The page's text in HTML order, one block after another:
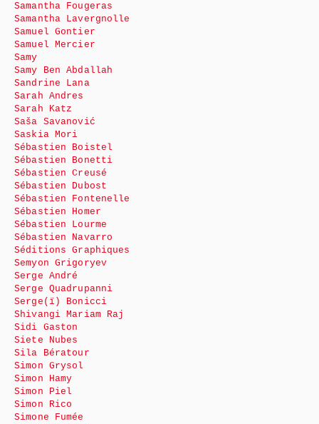
Samantha Fougeras
Samantha Lavergnolle
Samuel Gontier
Samuel Mercier
Samy
Samy Ben Abdallah
Sandrine Lana
Sarah Andres
Sarah Katz
Saša Savanović
Saskia Mori
Sébastien Boistel
Sébastien Bonetti
Sébastien Creusé
Sébastien Dubost
Sébastien Fontenelle
Sébastien Homer
Sébastien Lourme
Sébastien Navarro
Séditions Graphiques
Semyon Grigoryev
Serge André
Serge Quadrupanni
Serge(ï) Bonicci
Shivangi Mariam Raj
Sidi Gaston
Siete Nubes
Sila Bératour
Simon Grysol
Simon Hamy
Simon Piel
Simon Rico
Simone Fumée